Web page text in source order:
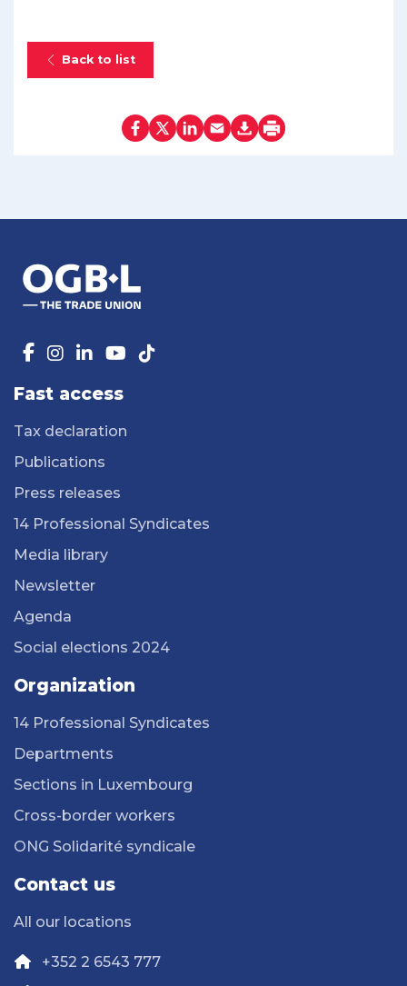
Back to list
Fast access
Tax declaration
Publications
Press releases
14 Professional Syndicates
Media library
Newsletter
Agenda
Social elections 2024
Organization
14 Professional Syndicates
Departments
Sections in Luxembourg
Cross-border workers
ONG Solidarité syndicale
Contact us
All our locations
+352 2 6543 777